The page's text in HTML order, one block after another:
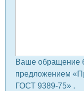
Ваше обращение
предложением
ГОСТ 9389-75» .